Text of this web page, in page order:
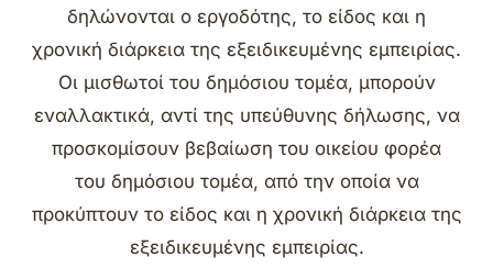
δηλώνονται ο εργοδότης, το είδος και η
χρονική διάρκεια της εξειδικευμένης εμπειρίας.
Οι μισθωτοί του δημόσιου τομέα, μπορούν
εναλλακτικά, αντί της υπεύθυνης δήλωσης, να
προσκομίσουν βεβαίωση του οικείου φορέα
του δημόσιου τομέα, από την οποία να
προκύπτουν το είδος και η χρονική διάρκεια της
εξειδικευμένης εμπειρίας.